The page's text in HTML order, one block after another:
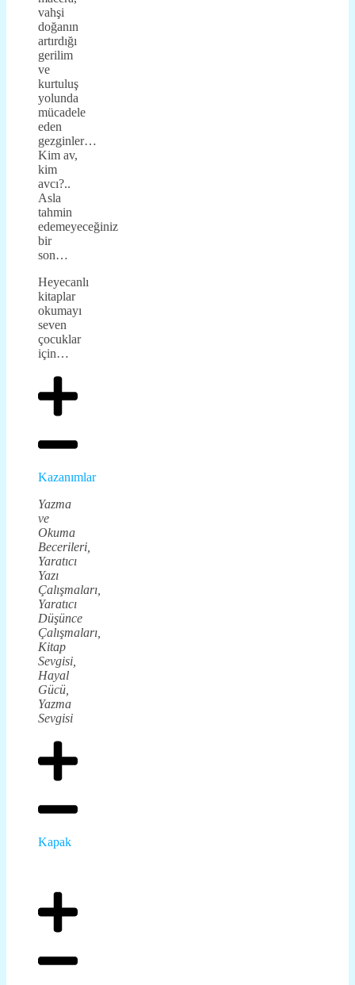
vahşi
doğanın
artırdığı
gerilim
ve
kurtuluş
yolunda
mücadele
eden
gezginler…
Kim av,
kim
avcı?..
Asla
tahmin
edemeyeceğiniz
bir
son…
Heyecanlı
kitaplar
okumayı
seven
çocuklar
için…
Kazanımlar
Yazma
ve
Okuma
Becerileri,
Yaratıcı
Yazı
Çalışmaları,
Yaratıcı
Düşünce
Çalışmaları,
Kitap
Sevgisi,
Hayal
Gücü,
Yazma
Sevgisi
Kapak